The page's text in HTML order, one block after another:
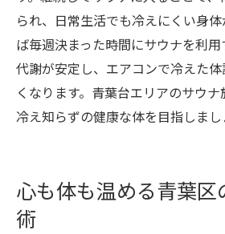
られ、日常生活でも冷えにくい身
ば毎週決まった時間にサウナを利
代謝が安定し、エアコンで冷えた
くなります。青葉台エリアのサウナ
冷え知らずの健康な体を目指しまし
心も体も温める青葉区
術